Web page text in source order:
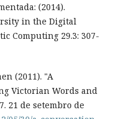
(2014).
in the Digital
Computing 29.3: 307-
(2011). "A
Victorian Words and
21 de setembro de